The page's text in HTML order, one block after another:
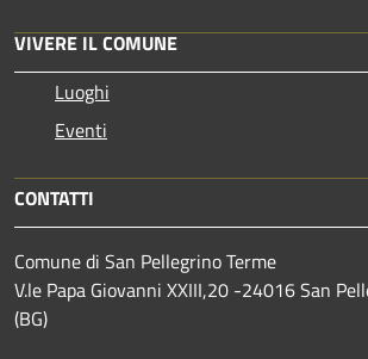
VIVERE IL COMUNE
Luoghi
Eventi
CONTATTI
Comune di San Pellegrino Terme
V.le Papa Giovanni XXIII,20 -24016 San
(BG)